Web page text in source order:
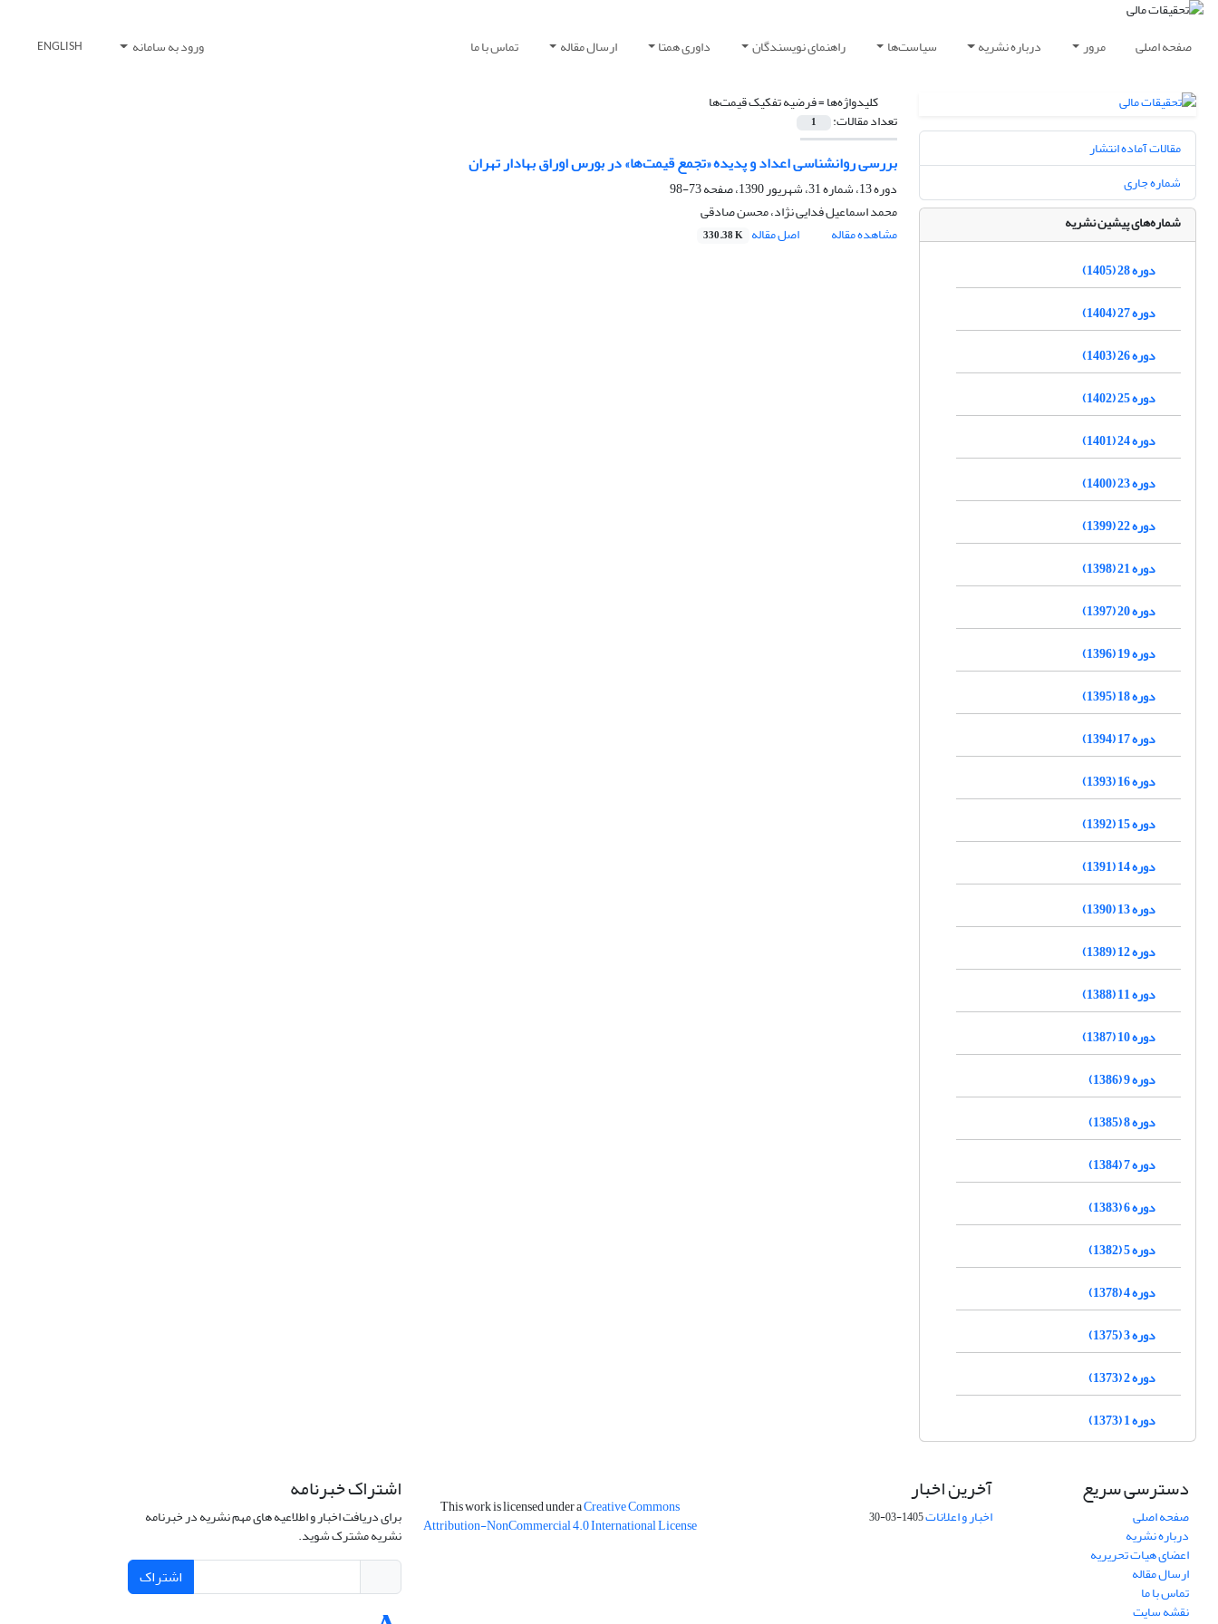
صفحه اصلی مرور درباره نشریه سیاست‌ها راهنمای نویسندگان داوری همتا ارسال مقاله تماس با ما ورود به سامانه ENGLISH
کلیدواژه‌ها =فرضیه تفکیک قیمت‌ها
تعداد مقالات: 1
بررسی روانشناسی اعداد و پدیده «تجمع قیمت‌ها» در بورس اوراق بهادار تهران
دوره 13، شماره 31، شهریور 1390، صفحه
73-98
محمد اسماعیل فدایی نژاد، محسن صادقی
مشاهده مقاله
اصل مقاله 330.38 K
مقالات آماده انتشار
شماره جاری
شماره‌های پیشین نشریه
دوره 28 (1405)
دوره 27 (1404)
دوره 26 (1403)
دوره 25 (1402)
دوره 24 (1401)
دوره 23 (1400)
دوره 22 (1399)
دوره 21 (1398)
دوره 20 (1397)
دوره 19 (1396)
دوره 18 (1395)
دوره 17 (1394)
دوره 16 (1393)
دوره 15 (1392)
دوره 14 (1391)
دوره 13 (1390)
دوره 12 (1389)
دوره 11 (1388)
دوره 10 (1387)
دوره 9 (1386)
دوره 8 (1385)
دوره 7 (1384)
دوره 6 (1383)
دوره 5 (1382)
دوره 4 (1378)
دوره 3 (1375)
دوره 2 (1373)
دوره 1 (1373)
دسترسی سریع
صفحه اصلی
درباره نشریه
اعضای هیات تحریریه
ارسال مقاله
تماس با ما
نقشه سایت
آخرین اخبار
اخبار و اعلانات1405-03-30
This work is licensed under aCreative Commons
Attribution-NonCommercial 4.0 International License
اشتراک خبرنامه
برای دریافت اخبار و اطلاعیه های مهم نشریه در خبرنامه
نشریه مشترک شوید.
اشتراک